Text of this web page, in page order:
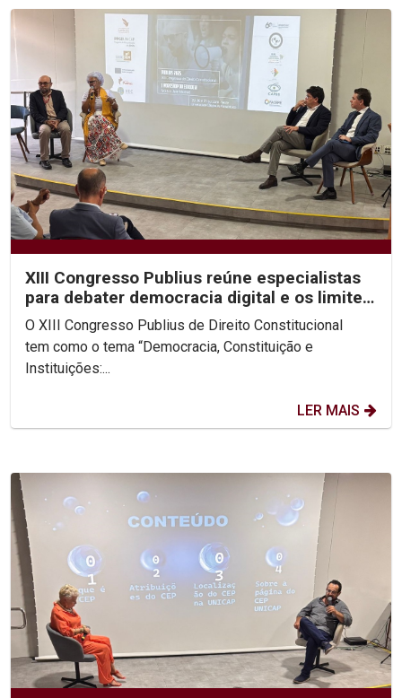
XIII Congresso Publius reúne especialistas
para debater democracia digital e os limites
da...
O XIII Congresso Publius de Direito Constitucional
tem como o tema “Democracia, Constituição e
Instituições:...
LER MAIS